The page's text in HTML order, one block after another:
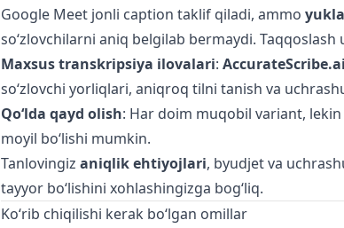
Google Meet jonli caption taklif qiladi, ammo
so‘zlovchilarni aniq belgilab bermaydi. Taqqoslash
Maxsus transkripsiya ilovalari: AccurateScribe.ai
so‘zlovchi yorliqlari, aniqroq tilni tanish va
Qo‘lda qayd olish: Har doim muqobil variant,
moyil bo‘lishi mumkin.
Tanlovingiz aniqlik ehtiyojlari, byudjet va
tayyor bo‘lishini xohlashingizga bog‘liq.
Ko‘rib chiqilishi kerak bo‘lgan omillar